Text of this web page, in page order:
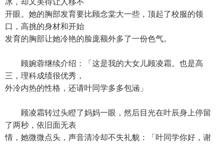
冰，却又美得让人移不
开眼。她的胸部发育要比顾念棠大一些，顶起了校服的领
口，高挑的身材和开始
发育的胸部让她冷艳的脸庞额外多了一份色气。
顾婉蓉继续介绍：「这是我的大女儿顾凌霜。也是高
三，理科成绩很优秀，
外冷内热的性格，还请叶同学多多包涵」
顾凌霜转过头瞪了妈妈一眼，然后目光在叶辰身上停留
了两秒，依旧面无表
情，她微微点头，声音清冷却不失礼貌：「叶同学你好，谢